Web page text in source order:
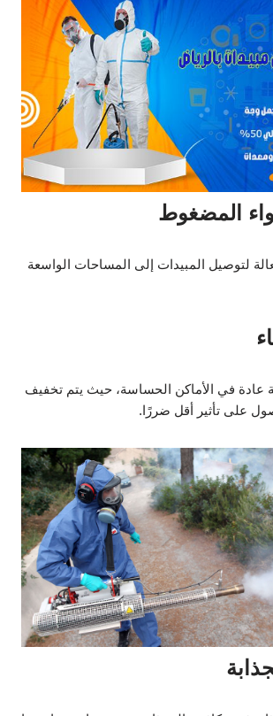
لتوصيل المبيدات إلى المساحات الواسعة
عادة في الأماكن الحساسة، حيث يتم تخفيف
على تأثير أقل ضررًا.